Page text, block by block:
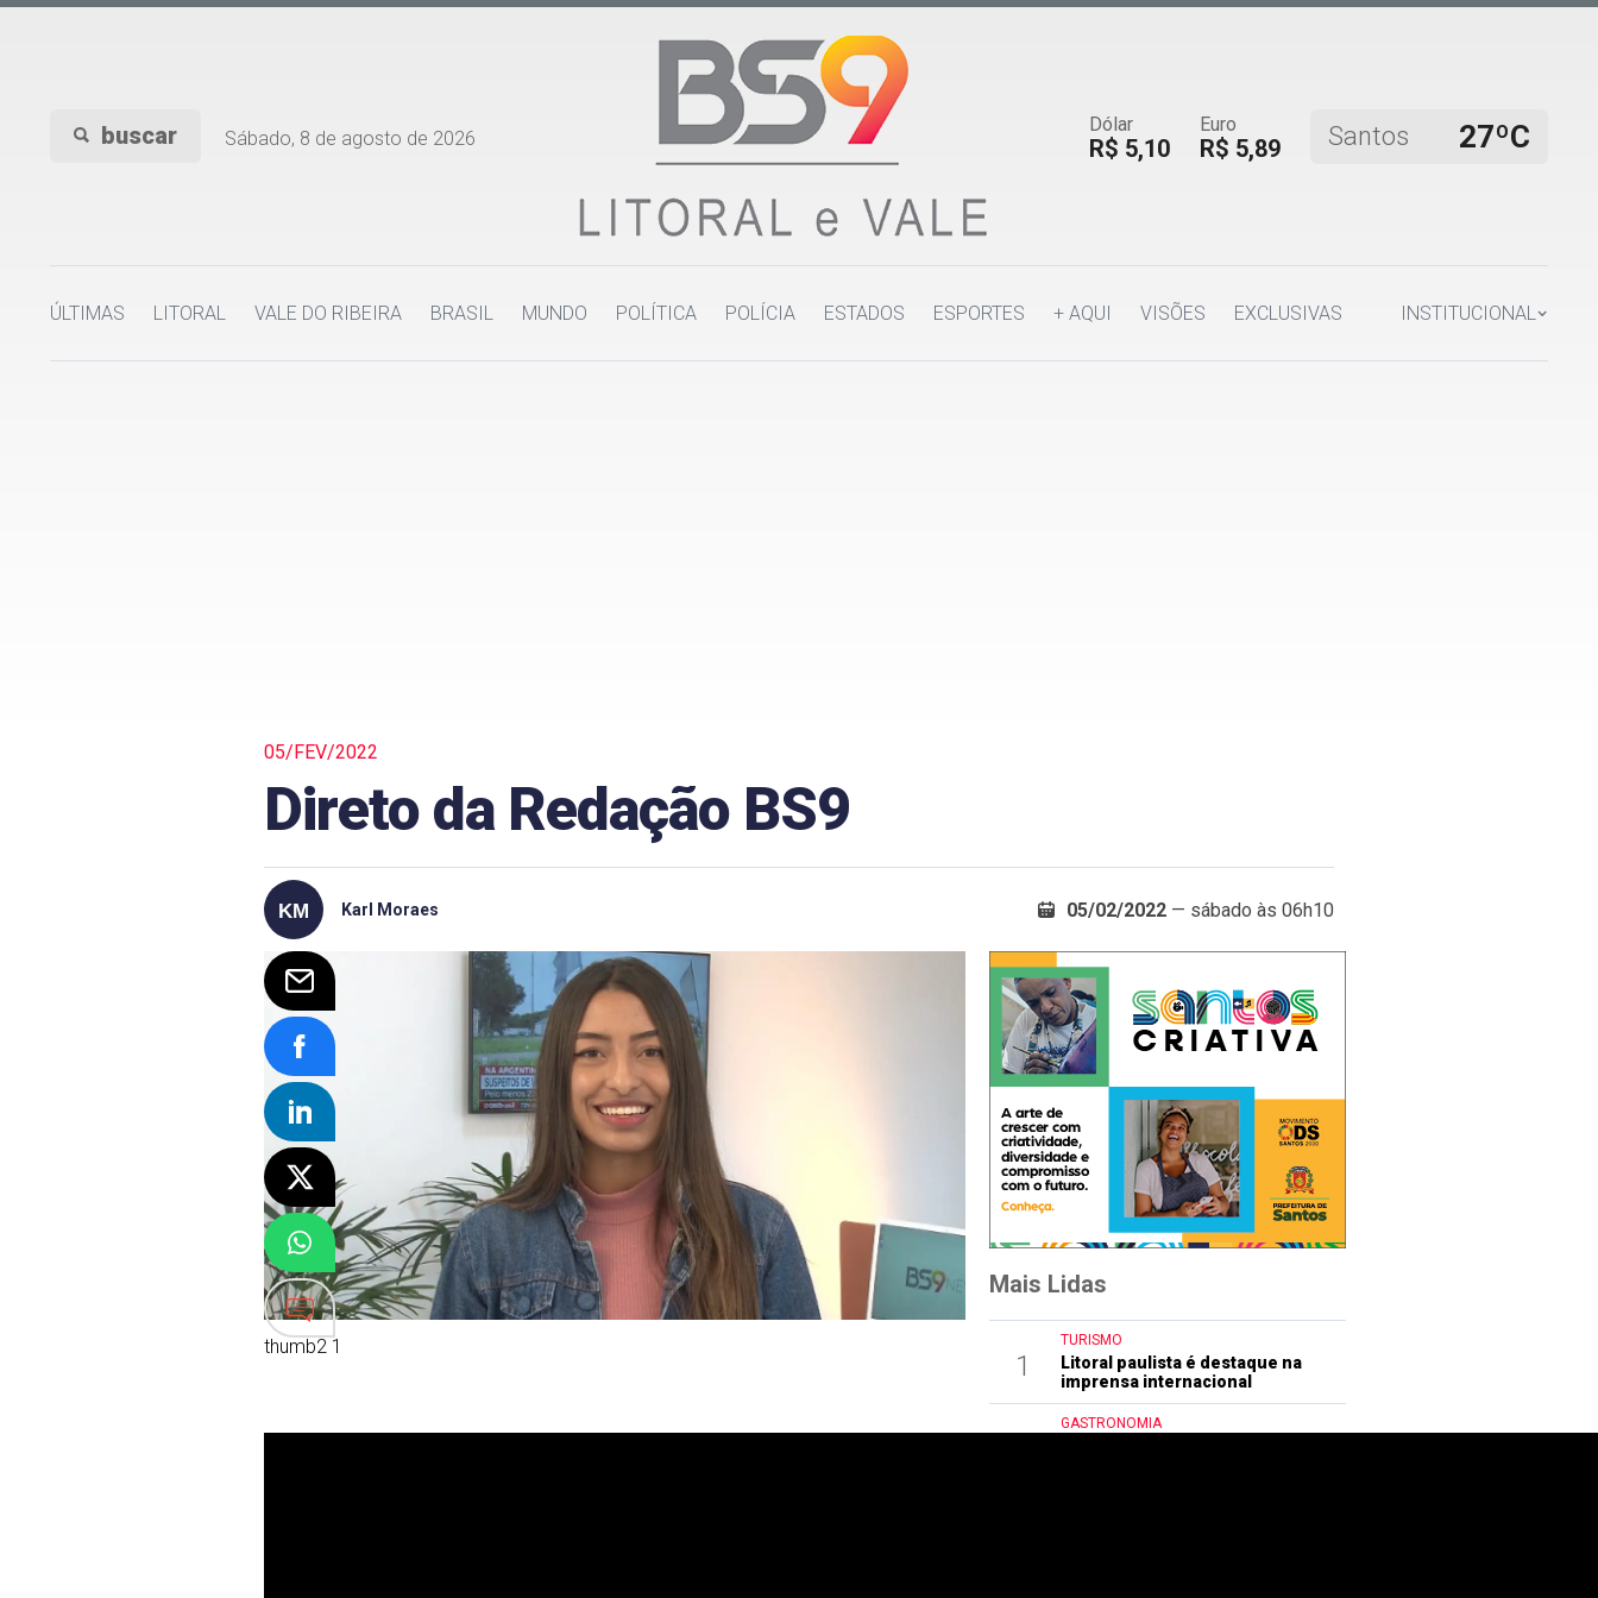
buscar Sábado, 8 de agosto de 2026
Dólar
R$ 5,10
Euro
R$ 5,89 Santos 27ºC
ÚLTIMAS LITORAL VALE DO RIBEIRA BRASIL MUNDO POLÍTICA POLÍCIA ESTADOS ESPORTES + AQUI VISÕES EXCLUSIVAS INSTITUCIONAL
05/FEV/2022
Direto da Redação BS9
Karl Moraes 05/02/2022 — sábado às 06h10
thumb2 1
Mais Lidas
1
TURISMO
Litoral paulista é destaque na
imprensa internacional
GASTRONOMIA